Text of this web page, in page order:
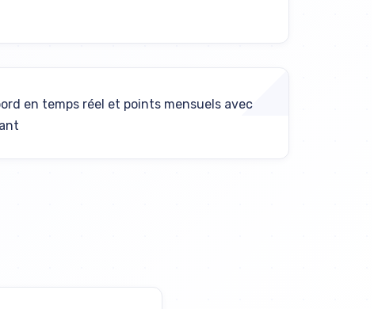
en temps réel et points mensuels avec